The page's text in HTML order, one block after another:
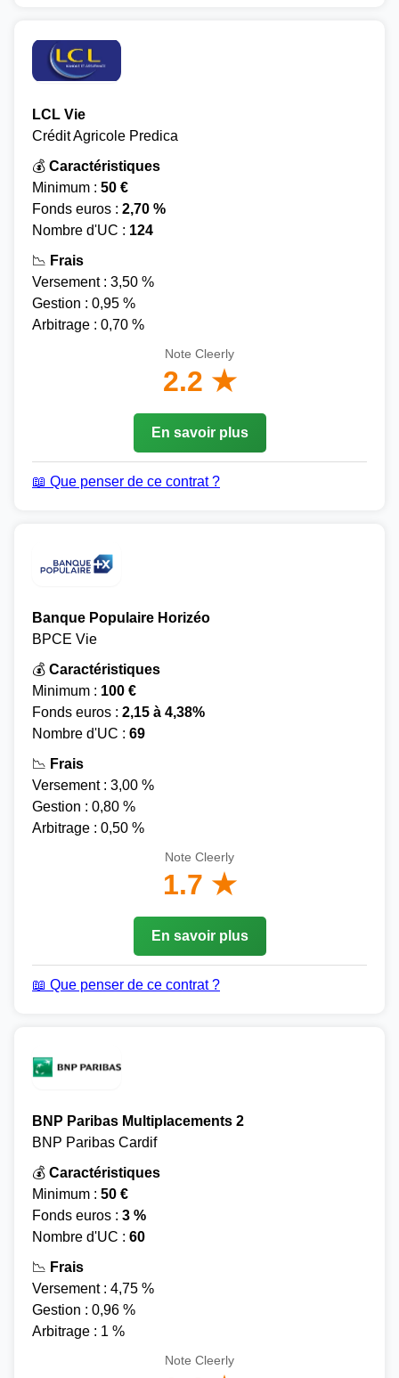
LCL Vie
Crédit Agricole Predica
💰 Caractéristiques
Minimum : 50 €
Fonds euros : 2,70 %
Nombre d'UC : 124
📉 Frais
Versement : 3,50 %
Gestion : 0,95 %
Arbitrage : 0,70 %
Note Cleerly
2.2 ★
En savoir plus
📖 Que penser de ce contrat ?
Banque Populaire Horizéo
BPCE Vie
💰 Caractéristiques
Minimum : 100 €
Fonds euros : 2,15 à 4,38%
Nombre d'UC : 69
📉 Frais
Versement : 3,00 %
Gestion : 0,80 %
Arbitrage : 0,50 %
Note Cleerly
1.7 ★
En savoir plus
📖 Que penser de ce contrat ?
BNP Paribas Multiplacements 2
BNP Paribas Cardif
💰 Caractéristiques
Minimum : 50 €
Fonds euros : 3 %
Nombre d'UC : 60
📉 Frais
Versement : 4,75 %
Gestion : 0,96 %
Arbitrage : 1 %
Note Cleerly